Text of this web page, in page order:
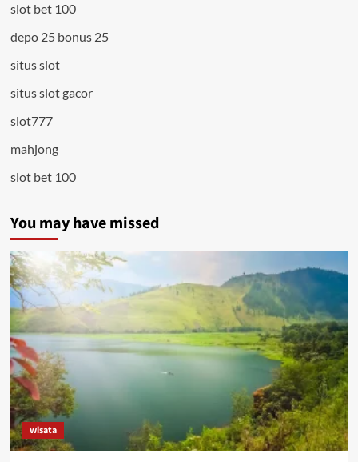
slot bet 100
depo 25 bonus 25
situs slot
situs slot gacor
slot777
mahjong
slot bet 100
You may have missed
wisata